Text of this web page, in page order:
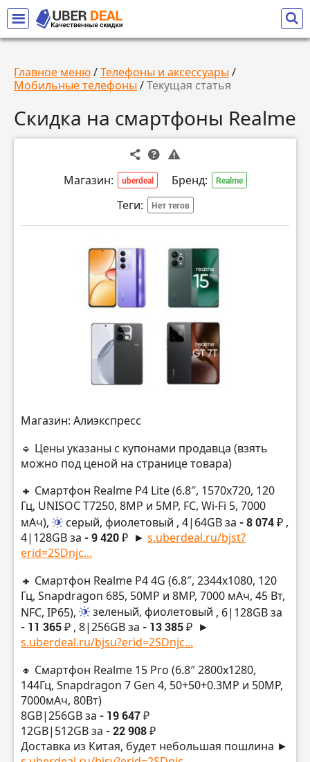
Главное меню/Телефоны и аксессуары /
Мобильные телефоны /Текущая статья
Скидка на смартфоны Realme
Магазин: uberdeal Бренд: Realme
Теги: Нет тегов
Магазин: Алиэкспресс
🔹 Цены указаны с купонами продавца (взять
можно под ценой на странице товара)
🔸 Смартфон Realme P4 Lite (6.8″, 1570х720, 120
Гц, UNISOC T7250, 8MP и 5MP, FC, Wi-Fi 5, 7000
мАч),
серый, фиолетовый , 4|64GB за - 8 074 ₽ ,
4|128GB за - 9 420 ₽ ► s.uberdeal.ru/bjst?
erid=2SDnjc...
🔸 Смартфон Realme P4 4G (6.8″, 2344х1080, 120
Гц, Snapdragon 685, 50MP и 8MP, 7000 мАч, 45 Вт,
NFC, IP65),
зеленый, фиолетовый , 6|128GB за
- 11 365 ₽ , 8|256GB за - 13 385 ₽ ►
s.uberdeal.ru/bjsu?erid=2SDnjc...
🔸 Смартфон Realme 15 Pro (6.8″ 2800х1280,
144Гц, Snapdragon 7 Gen 4, 50+50+0.3MP и 50MP,
7000мАч, 80Вт)
8GB|256GB за - 19 647 ₽
12GB|512GB за - 22 908 ₽
Доставка из Китая, будет небольшая пошлина ►